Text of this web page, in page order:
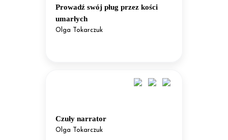
Prowadź swój pług przez kości
umarłych
Olga Tokarczuk
Czuły narrator
Olga Tokarczuk